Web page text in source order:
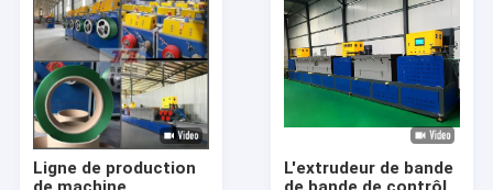
Machine de fabrication de sangles PP
Machine de fabrication de sangles en PET
Ligne d'extrusion de bandes de sangle PP
Ligne de production
L'extrudeur de bande